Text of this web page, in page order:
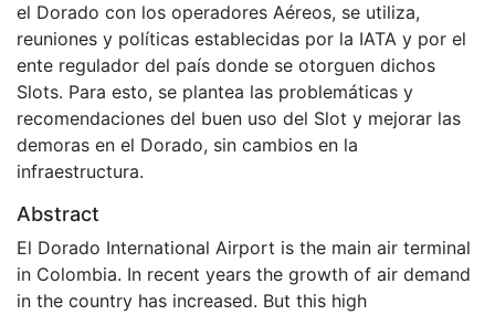
el Dorado con los operadores Aéreos, se utiliza,
reuniones y políticas establecidas por la IATA y por el
ente regulador del país donde se otorguen dichos
Slots. Para esto, se plantea las problemáticas y
recomendaciones del buen uso del Slot y mejorar las
demoras en el Dorado, sin cambios en la
infraestructura.
Abstract
El Dorado International Airport is the main air terminal
in Colombia. In recent years the growth of air demand
in the country has increased. But this high